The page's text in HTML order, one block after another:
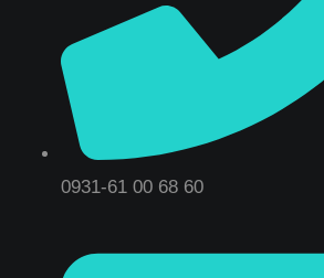
0931-61 00 68 60